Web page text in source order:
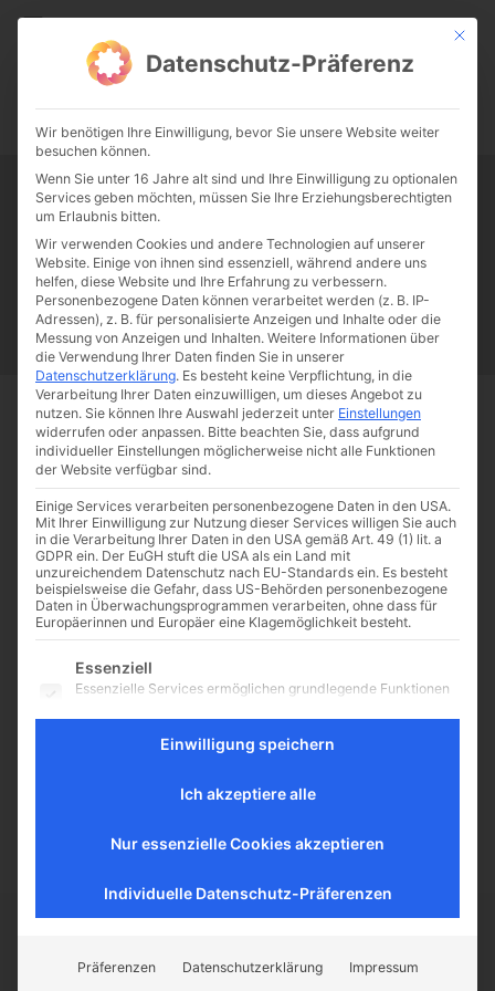
CATHWALK.DE
0:00 -:--
Tag:Marsch für das Leben
Papst Franziskus Ehe Sex Liebe Familie
Katholizismus
Franziskus
50 Jahre Humanae vitae Katholische Kirche
5 Gründe, nicht zum
Marsch für das Leben zu
gehen: Die ultimative gif-
Hitlist
ohne Furcht und Tadel Akute
Kinder anstecken. Autopanne...
Start Schlagworte Marsch für das Leben
CATHWALK.DE
Mit
Datenschutz-Präferenz
Wir benötigen Ihre Einwilligung, bevor Sie unsere Website weiter
besuchen können.
Wenn Sie unter 16 Jahre alt sind und Ihre Einwilligung zu optionalen
Services geben möchten, müssen Sie Ihre Erziehungsberechtigten
um Erlaubnis bitten.
Wir verwenden Cookies und andere Technologien auf unserer
Website. Einige von ihnen sind essenziell, während andere uns
helfen, diese Website und Ihre Erfahrung zu verbessern.
Personenbezogene Daten können verarbeitet werden (z. B. IP-
Adressen), z. B. für personalisierte Anzeigen und Inhalte oder die
Messung von Anzeigen und Inhalten. Weitere Informationen über
die Verwendung Ihrer Daten finden Sie in unserer
Datenschutzerklärung. Es besteht keine Verpflichtung, in die
Verarbeitung Ihrer Daten einzuwilligen, um dieses Angebot zu
nutzen. Sie können Ihre Auswahl jederzeit unter Einstellungen
widerrufen oder anpassen. Bitte beachten Sie, dass aufgrund
individueller Einstellungen möglicherweise nicht alle Funktionen
der Website verfügbar sind.
Einige Services verarbeiten personenbezogene Daten in den USA.
Mit Ihrer Einwilligung zur Nutzung dieser Services willigen Sie auch
in die Verarbeitung Ihrer Daten in den USA gemäß Art. 49 (1) lit. a
GDPR ein. Der EuGH stuft die USA als ein Land mit
unzureichendem Datenschutz nach EU-Standards ein. Es besteht
beispielsweise die Gefahr, dass US-Behörden personenbezogene
Daten in Überwachungsprogrammen verarbeiten, ohne dass für
Europäerinnen und Europäer eine Klagemöglichkeit besteht.
Es folgt eine Liste der Service-Gruppen, für die eine
Essenziell
Essenzielle Services ermöglichen grundlegende Funktionen
Aufschluss darüber geben, wie unsere Besucher mit unserer
Externe Medien
werden standardmäßig blockiert. Wenn externe Services
Einwilligung speichern
Ich akzeptiere alle
Nur essenzielle Cookies akzeptieren
Individuelle Datenschutz-Präferenzen
Präferenzen Datenschutzerklärung Impressum